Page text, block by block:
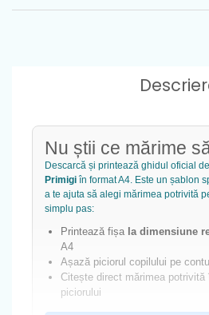
Nu știi ce mărime
Descarcă și printează ghidul oficial
Primigi în format A4. Este un șablon
a te ajuta să alegi mărimea potrivită
simplu pas:
Printează fișa la dimensiune
A4
Așază piciorul copilului pe
Citește direct mărimea
piciorului